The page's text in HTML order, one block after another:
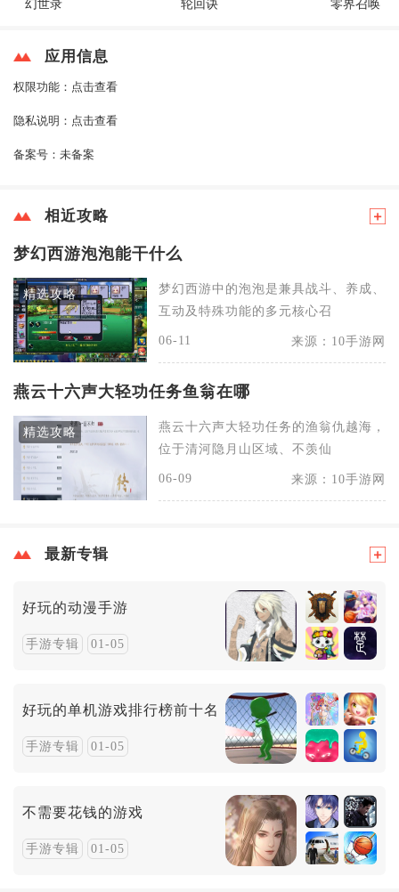
幻世录 轮回诀 零界召唤
应用信息
权限功能： 点击查看
隐私说明： 点击查看
备案号： 未备案
相近攻略
梦幻西游泡泡能干什么
精选攻略
梦幻西游中的泡泡是兼具战斗、养成、
互动及特殊功能的多元核心召
06-11 来源：10手游网
燕云十六声大轻功任务鱼翁在哪
精选攻略
燕云十六声大轻功任务的渔翁仇越海，
位于清河隐月山区域、不羡仙
06-09 来源：10手游网
最新专辑
好玩的动漫手游
手游专辑 01-05
好玩的单机游戏排行榜前十名
手游专辑 01-05
不需要花钱的游戏
手游专辑 01-05